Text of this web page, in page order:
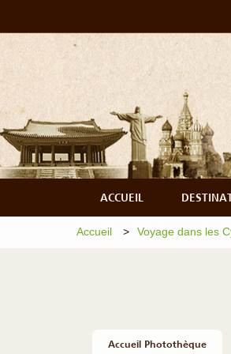
ACCUEIL
Accueil Voyage dans les
Accueil Photothèque